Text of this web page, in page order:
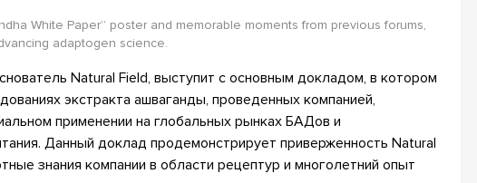
White Paper” poster and memorable moments from previous forums,
adaptogen science.
Natural Field, выступит с основным докладом, в котором
экстракта ашваганды, проведенных компанией,
применении на глобальных рынках БАДов и
Данный доклад продемонстрирует приверженность Natural
знания компании в области рецептур и многолетний опыт